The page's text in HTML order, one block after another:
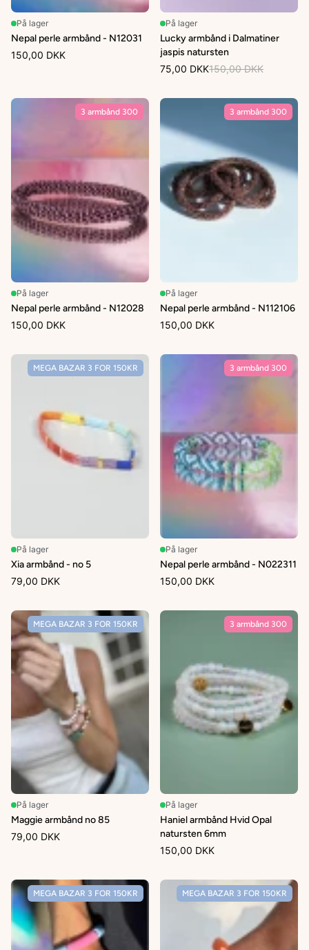
På lager
Nepal perle armbånd - N12031
150,00 DKK
På lager
Lucky armbånd i Dalmatiner
jaspis natursten
75,00 DKK150,00 DKK
3 armbånd 300
På lager
Nepal perle armbånd - N12028
150,00 DKK
3 armbånd 300
På lager
Nepal perle armbånd - N112106
150,00 DKK
MEGA BAZAR 3 FOR 150KR
På lager
Xia armbånd - no 5
79,00 DKK
3 armbånd 300
På lager
Nepal perle armbånd - N022311
150,00 DKK
MEGA BAZAR 3 FOR 150KR
På lager
Maggie armbånd no 85
79,00 DKK
3 armbånd 300
På lager
Haniel armbånd Hvid Opal
natursten 6mm
150,00 DKK
MEGA BAZAR 3 FOR 150KR MEGA BAZAR 3 FOR 150KR